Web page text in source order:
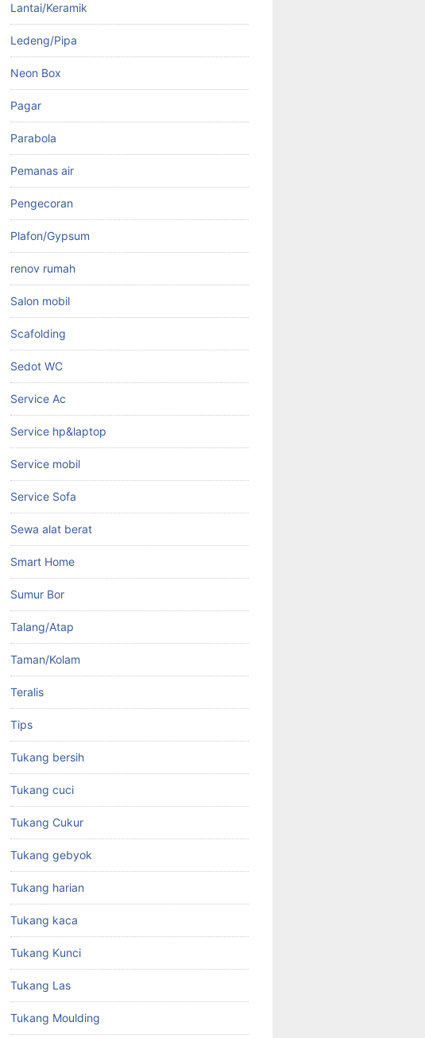
Lantai/Keramik
Ledeng/Pipa
Neon Box
Pagar
Parabola
Pemanas air
Pengecoran
Plafon/Gypsum
renov rumah
Salon mobil
Scafolding
Sedot WC
Service Ac
Service hp&laptop
Service mobil
Service Sofa
Sewa alat berat
Smart Home
Sumur Bor
Talang/Atap
Taman/Kolam
Teralis
Tips
Tukang bersih
Tukang cuci
Tukang Cukur
Tukang gebyok
Tukang harian
Tukang kaca
Tukang Kunci
Tukang Las
Tukang Moulding